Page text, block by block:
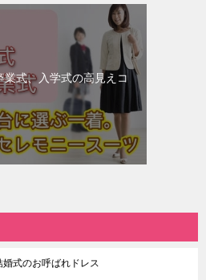
業式、入学式の高見えコ
婚式のお呼ばれドレス